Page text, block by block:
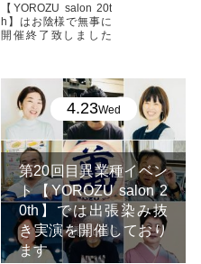
【YOROZU salon 20t
h】はお陰様で無事に
開催終了致しました
4.23Wed
第20回目異業種イベン
ト【YOROZU salon 2
0th】では出張染み抜
き実演を開催しており
ます